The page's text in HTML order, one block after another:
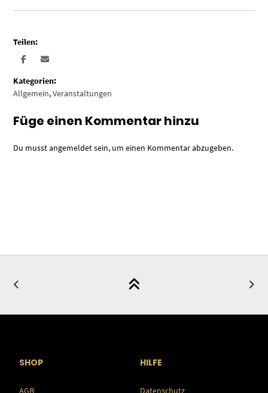
Teilen:
Kategorien:
Allgemein,Veranstaltungen
Füge einen Kommentar hinzu
Du musstangemeldetsein, um einen Kommentar abzugeben.
SHOP
AGB
HILFE
Datenschutz